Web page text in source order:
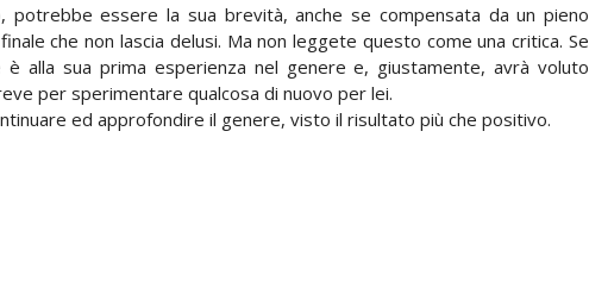
essere la sua brevità, anche se compensata da un pieno
che non lascia delusi. Ma non leggete questo come una critica. Se
è alla sua prima esperienza nel genere e, giustamente, avrà voluto
per sperimentare qualcosa di nuovo per lei.
ed approfondire il genere, visto il risultato più che positivo.